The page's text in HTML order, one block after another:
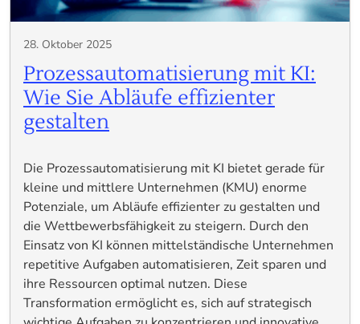
28. Oktober 2025
Prozessautomatisierung mit KI:
Wie Sie Abläufe effizienter
gestalten
Die Prozessautomatisierung mit KI bietet gerade für
kleine und mittlere Unternehmen (KMU) enorme
Potenziale, um Abläufe effizienter zu gestalten und
die Wettbewerbsfähigkeit zu steigern. Durch den
Einsatz von KI können mittelständische Unternehmen
repetitive Aufgaben automatisieren, Zeit sparen und
ihre Ressourcen optimal nutzen. Diese
Transformation ermöglicht es, sich auf strategisch